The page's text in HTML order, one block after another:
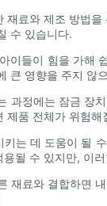
료와 제조 방법
수 있습니다.
이들이 힘을 가해
큰 영향을 주지 않
과정에는 잠금 장
품 전체가 위험
는 데 도움이 될
될 수 있지만, 이
재료와 결합하면